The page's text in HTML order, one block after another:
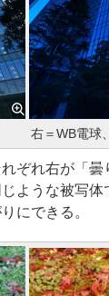
右＝WB電球
ぞれ右が「曇
ような被写体
にできる。